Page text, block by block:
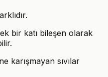
bir katı bileşen olarak
karışmayan sıvılar